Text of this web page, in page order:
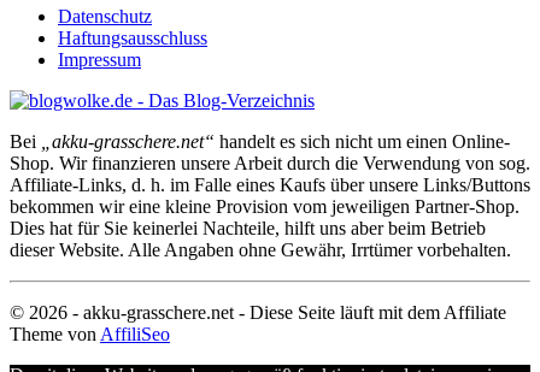
Datenschutz
Haftungsausschluss
Impressum
Bei „akku-grasschere.net“ handelt es sich nicht um einen Online-
Shop. Wir finanzieren unsere Arbeit durch die Verwendung von sog.
Affiliate-Links, d. h. im Falle eines Kaufs über unsere Links/Buttons
bekommen wir eine kleine Provision vom jeweiligen Partner-Shop.
Dies hat für Sie keinerlei Nachteile, hilft uns aber beim Betrieb
dieser Website. Alle Angaben ohne Gewähr, Irrtümer vorbehalten.
© 2026 - akku-grasschere.net - Diese Seite läuft mit dem Affiliate
Theme von AffiliSeo